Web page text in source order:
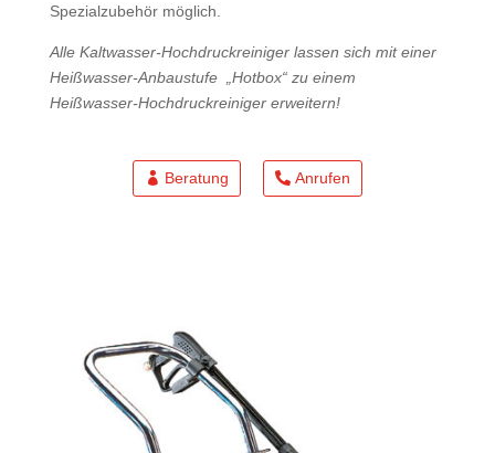
Spezialzubehör möglich.
Alle Kaltwasser-Hochdruckreiniger lassen sich mit einer
Heißwasser-Anbaustufe „Hotbox“ zu einem
Heißwasser-Hochdruckreiniger erweitern!
Beratung Anrufen